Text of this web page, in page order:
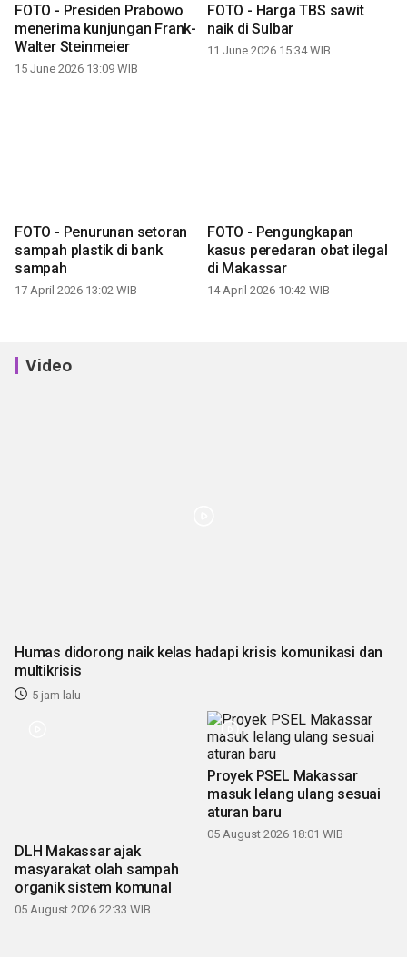
FOTO - Presiden Prabowo
menerima kunjungan Frank-
Walter Steinmeier
15 June 2026 13:09 WIB
FOTO - Harga TBS sawit
naik di Sulbar
11 June 2026 15:34 WIB
FOTO - Penurunan setoran
sampah plastik di bank
sampah
17 April 2026 13:02 WIB
FOTO - Pengungkapan
kasus peredaran obat ilegal
di Makassar
14 April 2026 10:42 WIB
Video
Humas didorong naik kelas hadapi krisis komunikasi dan
multikrisis
5 jam lalu
DLH Makassar ajak
masyarakat olah sampah
organik sistem komunal
05 August 2026 22:33 WIB